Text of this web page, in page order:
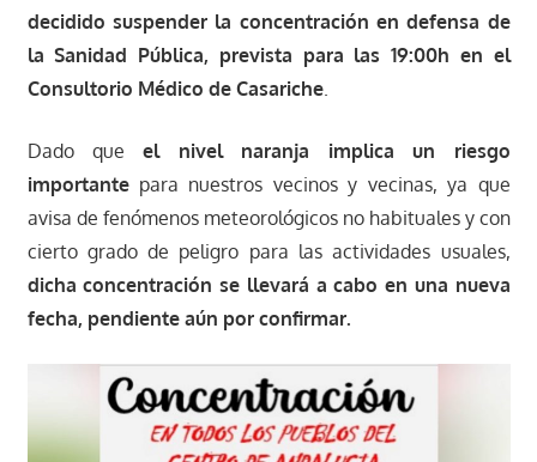
decidido suspender la concentración en defensa de
la Sanidad Pública, prevista para las 19:00h en el
Consultorio Médico de Casariche.
Dado queel nivel naranja implica un riesgo
importantepara nuestros vecinos y vecinas, ya que
avisa de fenómenos meteorológicos no habituales y con
cierto grado de peligro para las actividades usuales,
dicha concentración se llevará a cabo en una nueva
fecha, pendiente aún por confirmar.